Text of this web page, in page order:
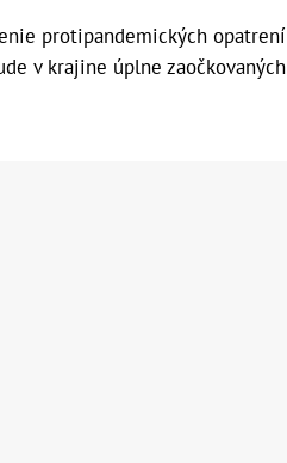
protipandemických opatrení
v krajine úplne zaočkovaných